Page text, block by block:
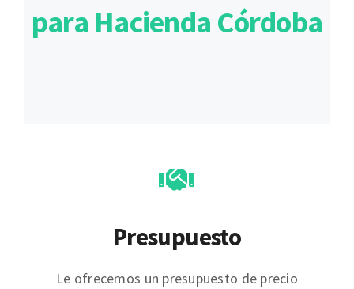
para Hacienda Córdoba
Presupuesto
Le ofrecemos un presupuesto de precio